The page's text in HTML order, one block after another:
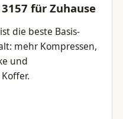
für Zuhause
die beste Basis-
mehr Kompressen,
und